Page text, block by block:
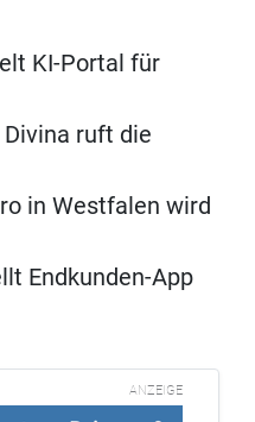
KI-Portal für
ruft die
in Westfalen wird
Endkunden-App
ANZEIGE